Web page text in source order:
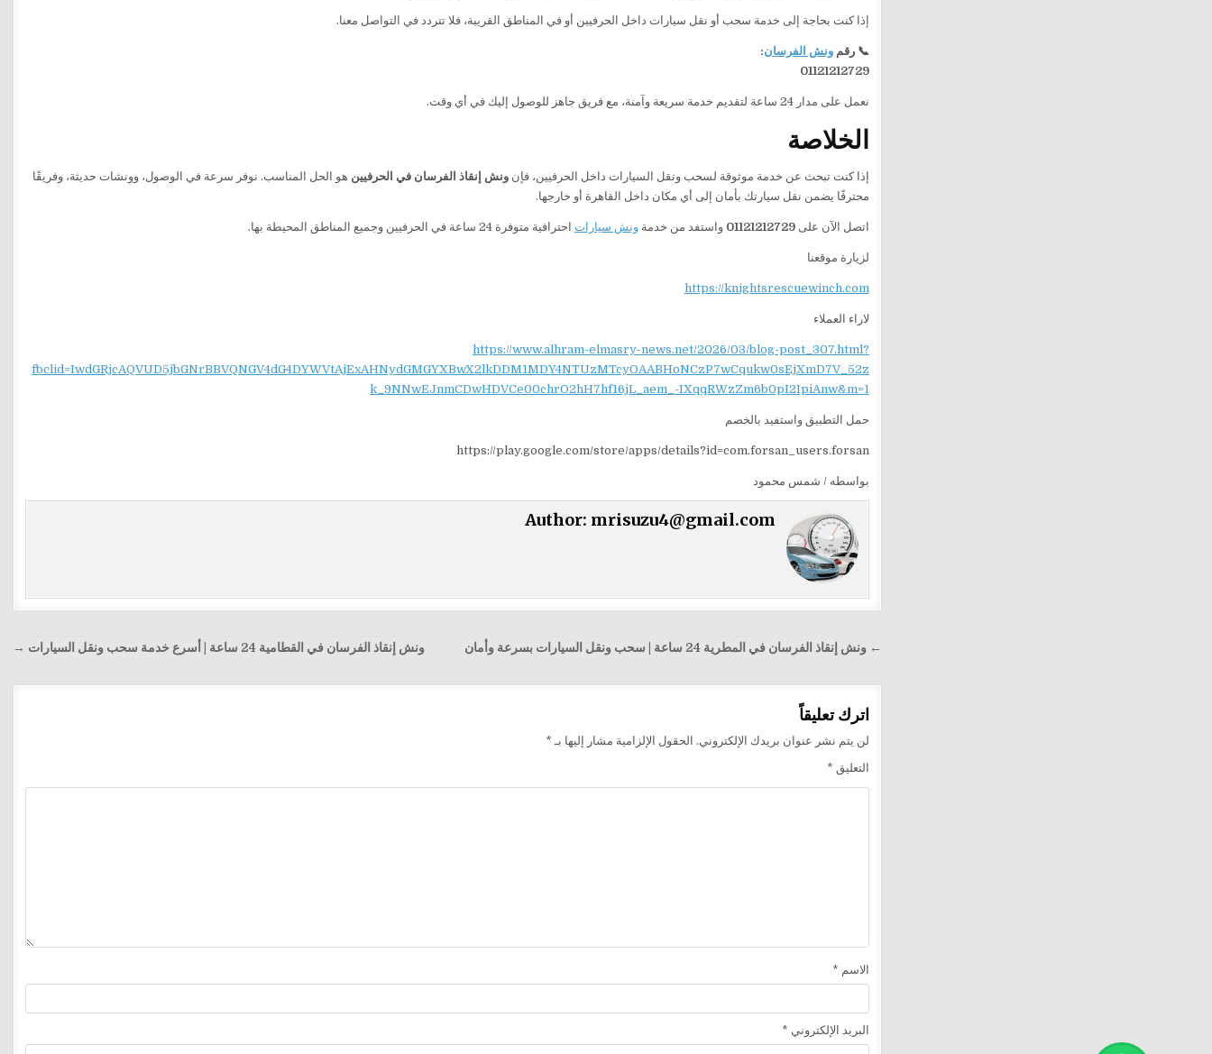
إذا كنت بحاجة إلى خدمة سحب أو نقل سيارات داخل الحرفيين أو في المناطق القريبة، فلا تتردد في التواصل معنا.
📞 رقمونش الفرسان:
01121212729
نعمل على مدار 24 ساعة لتقديم خدمة سريعة وآمنة، مع فريق جاهز للوصول إليك في أي وقت.
الخلاصة
إذا كنت تبحث عن خدمة موثوقة لسحب ونقل السيارات داخل الحرفيين، فإنونش إنقاذ الفرسان في الحرفيين هو الحل المناسب. نوفر سرعة في الوصول، وونشات حديثة، وفريقًا
محترفًا يضمن نقل سيارتك بأمان إلى أي مكان داخل القاهرة أو خارجها.
اتصل الآن على01121212729 واستفد من خدمةونش سيارات احترافية متوفرة 24 ساعة في الحرفيين وجميع المناطق المحيطة بها.
لزيارة موقعنا
https://knightsrescuewinch.com
لاراء العملاء
https://www.alhram-elmasry-news.net/2026/03/blog-post_307.html?
fbclid=IwdGRjcAQVUD5jbGNrBBVQNGV4dG4DYWVtAjExAHNydGMGYXBwX2lkDDM1MDY4NTUzMTcyOAABHoNCzP7wCqukw0sEjXmD7V_52z
k_9NNwEJnmCDwHDVCe00chrO2hH7hf16jL_aem_-IXqqRWzZm6b0pI2IpiAnw&m=1
حمل التطبيق واستفيد بالخصم
https://play.google.com/store/apps/details?id=com.forsan_users.forsan
بواسطه / شمس محمود
Author: mrisuzu4@gmail.com
تصفّح ونش إنقاذ الفرسان في القطامية 24 ساعة | أسرع خدمة سحب ونقل السيارات → ← ونش إنقاذ الفرسان في المطرية 24 ساعة | سحب ونقل السيارات بسرعة وأمان
اترك تعليقاً
لن يتم نشر عنوان بريدك الإلكتروني. الحقول الإلزامية مشار إليها بـ *
التعليق *
الاسم *
البريد الإلكتروني *